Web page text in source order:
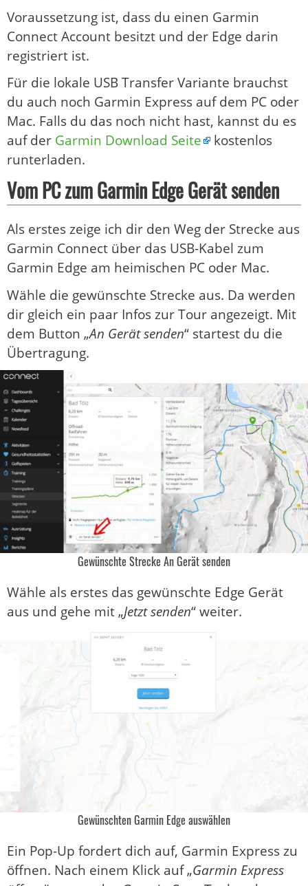
Voraussetzung ist, dass du einen Garmin
Connect Account besitzt und der Edge darin
registriert ist.
Für die lokale USB Transfer Variante brauchst
du auch noch Garmin Express auf dem PC oder
Mac. Falls du das noch nicht hast, kannst du es
auf der Garmin Download Seite
kostenlos
runterladen.
Vom PC zum Garmin Edge Gerät senden
Als erstes zeige ich dir den Weg der Strecke aus
Garmin Connect über das USB-Kabel zum
Garmin Edge am heimischen PC oder Mac.
Wähle die gewünschte Strecke aus. Da werden
dir gleich ein paar Infos zur Tour angezeigt. Mit
dem Button „An Gerät senden“ startest du die
Übertragung.
Gewünschte Strecke An Gerät senden
Wähle als erstes das gewünschte Edge Gerät
aus und gehe mit „Jetzt senden“ weiter.
Gewünschten Garmin Edge auswählen
Ein Pop-Up fordert dich auf, Garmin Express zu
öffnen. Nach einem Klick auf „Garmin Express